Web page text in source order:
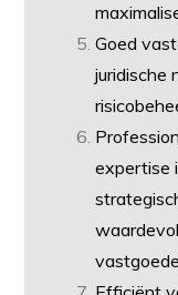
Goed
juridische
expertise